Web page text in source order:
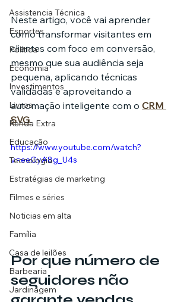
Assistencia Técnica
Esportes
Política
Economia
Investimentos
Livros
Renda Extra
Educação
Tecnologia
Estratégias de marketing
Filmes e séries
Noticias em alta
Família
Casa de leilões
Barbearia
Jardinagem
Neste artigo, você vai aprender
como transformar visitantes em
clientes com foco em conversão,
mesmo que sua audiência seja
pequena, aplicando técnicas
validadas e aproveitando a
automação inteligente com o CRM
SVG.
https://www.youtube.com/watch?
v=eeGyA8g_U4s
Por que número de
seguidores não